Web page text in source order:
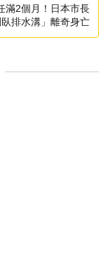
滿2個月！日本市長
臥排水溝」離奇身亡